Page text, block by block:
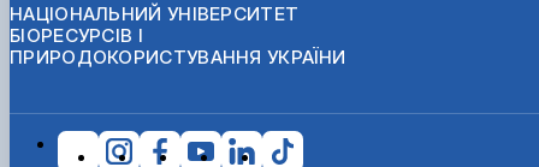
НАЦІОНАЛЬНИЙ УНІВЕРСИТЕТ
БІОРЕСУРСІВ І
ПРИРОДОКОРИСТУВАННЯ УКРАЇНИ